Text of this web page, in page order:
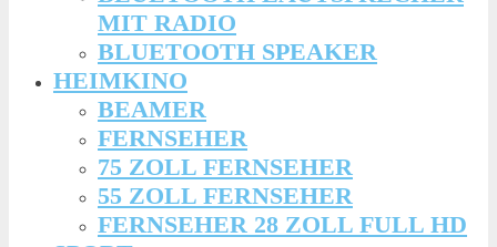
MIT RADIO
BLUETOOTH SPEAKER
HEIMKINO
BEAMER
FERNSEHER
75 ZOLL FERNSEHER
55 ZOLL FERNSEHER
FERNSEHER 28 ZOLL FULL HD